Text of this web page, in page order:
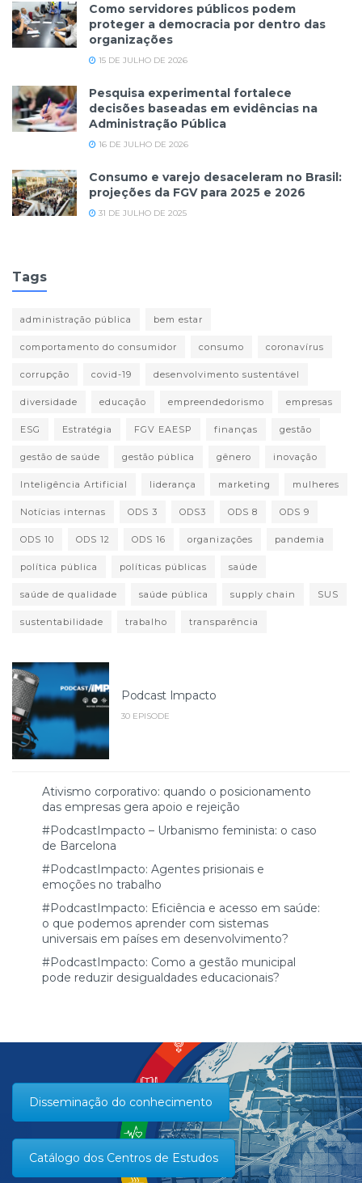
Como servidores públicos podem
proteger a democracia por dentro das
organizações
15 DE JULHO DE 2026
Pesquisa experimental fortalece
decisões baseadas em evidências na
Administração Pública
16 DE JULHO DE 2026
Consumo e varejo desaceleram no Brasil:
projeções da FGV para 2025 e 2026
31 DE JULHO DE 2025
Tags
administração pública bem estar
comportamento do consumidor consumo coronavírus
corrupção covid-19 desenvolvimento sustentável
diversidade educação empreendedorismo empresas
ESG Estratégia FGV EAESP finanças gestão
gestão de saúde gestão pública gênero inovação
Inteligência Artificial liderança marketing mulheres
Notícias internas ODS 3 ODS3 ODS 8 ODS 9
ODS 10 ODS 12 ODS 16 organizações pandemia
política pública políticas públicas saúde
saúde de qualidade saúde pública supply chain SUS
sustentabilidade trabalho transparência
Podcast Impacto
30 EPISODE
Ativismo corporativo: quando o posicionamento
das empresas gera apoio e rejeição
#PodcastImpacto – Urbanismo feminista: o caso
de Barcelona
#PodcastImpacto: Agentes prisionais e
emoções no trabalho
#PodcastImpacto: Eficiência e acesso em saúde:
o que podemos aprender com sistemas
universais em países em desenvolvimento?
#PodcastImpacto: Como a gestão municipal
pode reduzir desigualdades educacionais?
Disseminação do conhecimento
Catálogo dos Centros de Estudos